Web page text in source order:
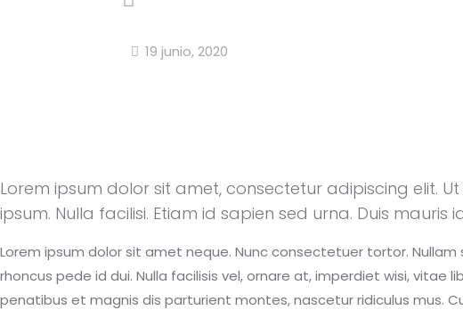
19 junio, 2020
Lorem ipsum dolor sit amet, consectetur adipiscing elit.
ipsum. Nulla facilisi. Etiam id sapien sed urna. Duis mauris
Lorem ipsum dolor sit amet neque. Nunc consectetuer tortor.
rhoncus pede id dui. Nulla facilisis vel, ornare at, imperdiet wisi,
penatibus et magnis dis parturient montes, nascetur ridiculus mus.